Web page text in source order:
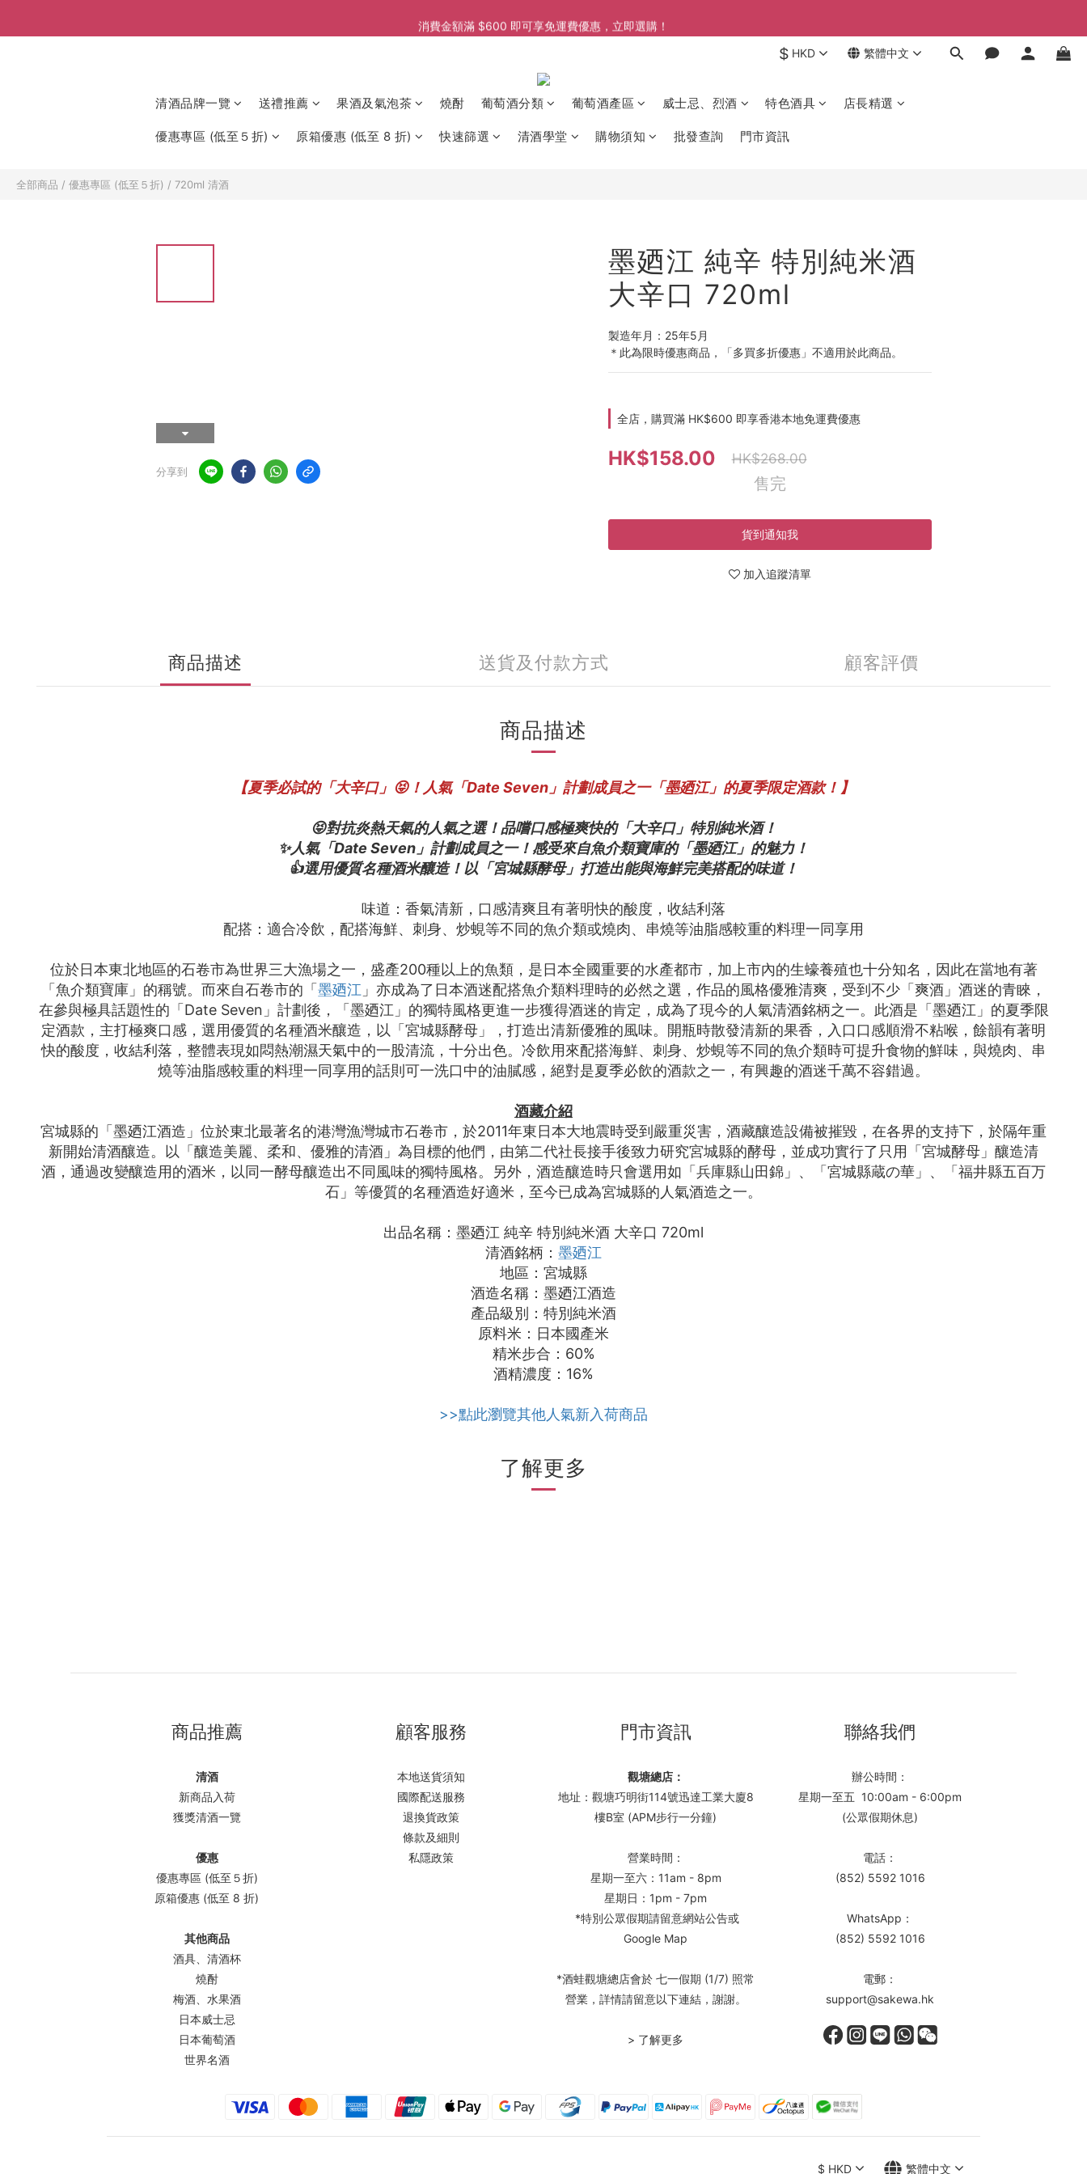
消費金額滿 $600 即可享免運費優惠，立即選購！
消費金額滿 $600 即可享免運費優惠，立即選購！
$ HKD 繁體中文
清酒品牌一覽 送禮推薦 果酒及氣泡茶 燒酎 葡萄酒分類 葡萄酒產區 威士忌、烈酒 特色酒具 店長精選
優惠專區 (低至５折) 原箱優惠 (低至 8 折) 快速篩選 清酒學堂 購物須知 批發查詢 門市資訊
全部商品 / 優惠專區 (低至５折) / 720ml 清酒
分享到
墨廼江 純辛 特別純米酒
大辛口 720ml
製造年月：25年5月
＊此為限時優惠商品，「多買多折優惠」不適用於此商品。
全店，購買滿 HK$600 即享香港本地免運費優惠
HK$158.00 HK$268.00
售完
貨到通知我
加入追蹤清單
商品描述 送貨及付款方式 顧客評價
商品描述
【夏季必試的「大辛口」😝！人氣「Date Seven」計劃成員之一「墨廼江」的夏季限定酒款！】
😝對抗炎熱天氣的人氣之選！品嚐口感極爽快的「大辛口」特別純米酒！
✨人氣「Date Seven」計劃成員之一！感受來自魚介類寶庫的「墨廼江」的魅力！
👍選用優質名種酒米釀造！以「宮城縣酵母」打造出能與海鮮完美搭配的味道！
味道：香氣清新，口感清爽且有著明快的酸度，收結利落
配搭：適合冷飲，配搭海鮮、刺身、炒蜆等不同的魚介類或燒肉、串燒等油脂感較重的料理一同享用
位於日本東北地區的石卷市為世界三大漁場之一，盛產200種以上的魚類，是日本全國重要的水產都市，加上市內的生蠔養殖也十分知名，因此在當地有著
「魚介類寶庫」的稱號。而來自石卷市的「 墨廼江 」亦成為了日本酒迷配搭魚介類料理時的必然之選，作品的風格優雅清爽，受到不少「爽酒」酒迷的青睞，
在參與極具話題性的「Date Seven」計劃後，「墨廼江」的獨特風格更進一步獲得酒迷的肯定，成為了現今的人氣清酒銘柄之一。此酒是「墨廼江」的夏季限
定酒款，主打極爽口感，選用優質的名種酒米釀造，以「宮城縣酵母」，打造出清新優雅的風味。開瓶時散發清新的果香，入口口感順滑不粘喉，餘韻有著明
快的酸度，收結利落，整體表現如悶熱潮濕天氣中的一股清流，十分出色。冷飲用來配搭海鮮、刺身、炒蜆等不同的魚介類時可提升食物的鮮味，與燒肉、串
燒等油脂感較重的料理一同享用的話則可一洗口中的油膩感，絕對是夏季必飲的酒款之一，有興趣的酒迷千萬不容錯過。
酒藏介紹
宮城縣的「墨廼江酒造」位於東北最著名的港灣漁灣城市石卷市，於2011年東日本大地震時受到嚴重災害，酒藏釀造設備被摧毀，在各界的支持下，於隔年重
新開始清酒釀造。以「釀造美麗、柔和、優雅的清酒」為目標的他們，由第二代社長接手後致力研究宮城縣的酵母，並成功實行了只用「宮城酵母」釀造清
酒，通過改變釀造用的酒米，以同一酵母釀造出不同風味的獨特風格。另外，酒造釀造時只會選用如「兵庫縣山田錦」、「宮城縣蔵の華」、「福井縣五百万
石」等優質的名種酒造好適米，至今已成為宮城縣的人氣酒造之一。
出品名稱：墨廼江 純辛 特別純米酒 大辛口 720ml
清酒銘柄： 墨廼江
地區：宮城縣
酒造名稱：墨廼江酒造
產品級別：特別純米酒
原料米：日本國產米
精米步合：60%
酒精濃度：16%
>>點此瀏覽其他人氣新入荷商品
了解更多
商品推薦
清酒
新商品入荷
獲獎清酒一覽
優惠
優惠專區 (低至５折)
原箱優惠 (低至 8 折)
其他商品
酒具、清酒杯
燒酎
梅酒、水果酒
日本威士忌
日本葡萄酒
世界名酒
顧客服務
本地送貨須知
國際配送服務
退換貨政策
條款及細則
私隱政策
門市資訊
觀塘總店：
地址：觀塘巧明街114號迅達工業大廈8
樓B室 (APM步行一分鐘)
營業時間：
星期一至六：11am - 8pm
星期日：1pm - 7pm
*特別公眾假期請留意網站公告或
Google Map
*酒蛙觀塘總店會於 七一假期 (1/7) 照常
營業，詳情請留意以下連結，謝謝。
> 了解更多
聯絡我們
辦公時間：
星期一至五 10:00am - 6:00pm
(公眾假期休息)
電話：
(852) 5592 1016
WhatsApp：
(852) 5592 1016
電郵：
support@sakewa.hk
$ HKD 繁體中文